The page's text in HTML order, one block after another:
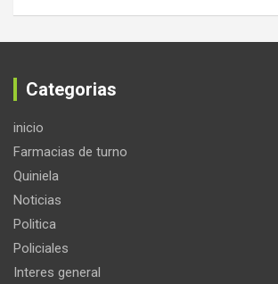
Categorias
inicio
Farmacias de turno
Quiniela
Noticias
Politica
Policiales
Interes general